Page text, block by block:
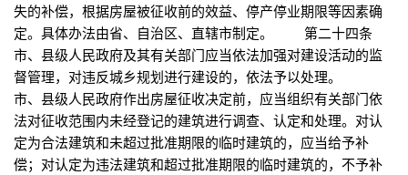
失的补偿，根据房屋被征收前的效益、停产停业期限等因素确
定。具体办法由省、自治区、直辖市制定。 第二十四条
市、县级人民政府及其有关部门应当依法加强对建设活动的监
督管理，对违反城乡规划进行建设的，依法予以处理。
市、县级人民政府作出房屋征收决定前，应当组织有关部门依
法对征收范围内未经登记的建筑进行调查、认定和处理。对认
定为合法建筑和未超过批准期限的临时建筑的，应当给予补
偿；对认定为违法建筑和超过批准期限的临时建筑的，不予补